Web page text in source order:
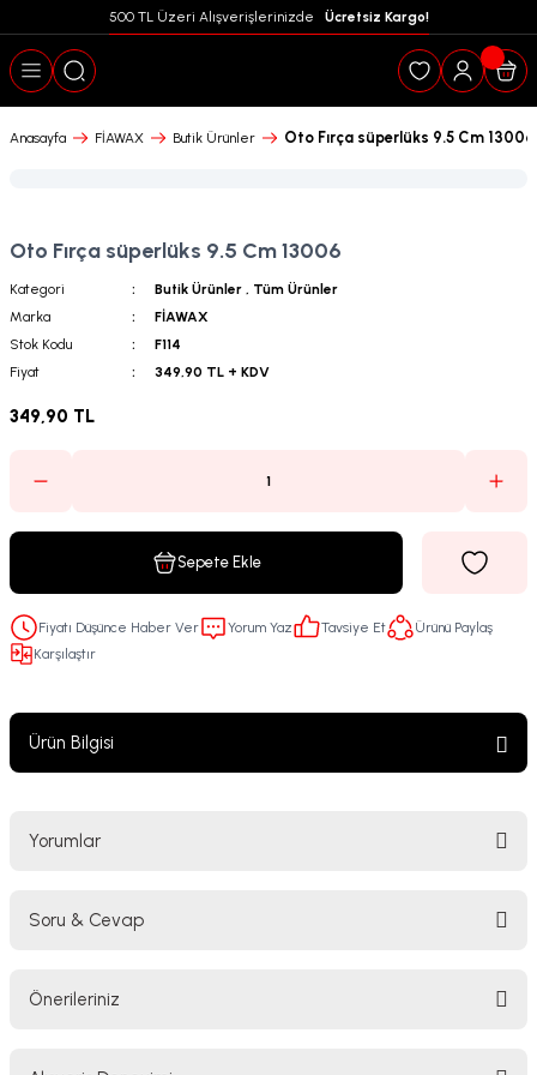
500 TL Üzeri Alışverişlerinizde Ücretsiz Kargo!
Geri Dön
Anasayfa FİAWAX Butik Ürünler Oto Fırça süperlüks 9.5 Cm 13006
Oto Fırça süperlüks 9.5 Cm 13006
Kategori Butik Ürünler , Tüm Ürünler
Marka
FİAWAX
Stok Kodu
F114
Fiyat
349,90 TL + KDV
349,90 TL
Sepete Ekle
Fiyatı Düşünce Haber Ver Yorum Yaz Tavsiye Et
Ürünü Paylaş
Karşılaştır
Ürün Bilgisi
Yorumlar
Soru & Cevap
Önerileriniz